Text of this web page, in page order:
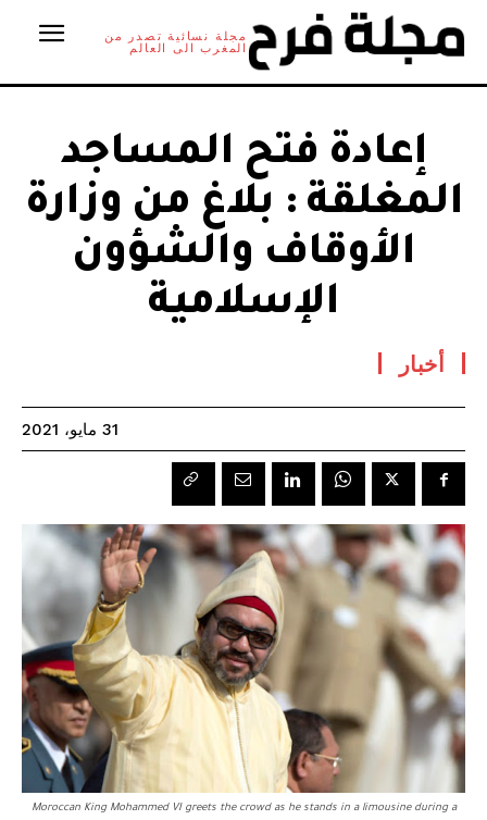
مجلة نسائية تصدر من
المغرب الى العالم
إعادة فتح المساجد
المغلقة : بلاغ من وزارة
الأوقاف والشؤون
الإسلامية
أخبار
31 مايو، 2021
Moroccan King Mohammed VI greets the crowd as he stands in a limousine during a